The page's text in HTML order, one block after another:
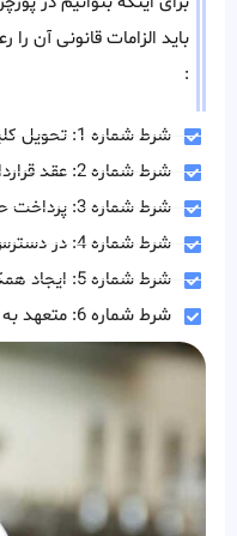
باید الزامات قانونی آن
:
شرط شماره 1: تحویل کلیه اسناد و مدارک متقاضی
شرط شماره 2: عقد قرارداد رسمی با موسسه ثبتا
شرط شماره 3: پرداخت حق الثبت و اجرا
شرط شماره 4: در دسترس بودن متقاضی
شرط شماره 5: ایجاد همکاری لازم در طی فرایند ثبت
شرط شماره 6: متعهد به مفاد قرارداد منعقده